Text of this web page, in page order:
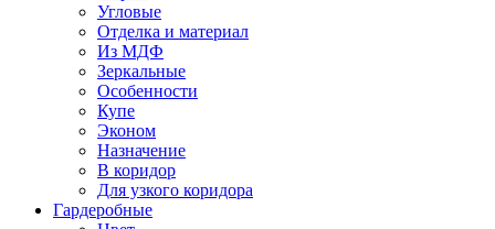
Угловые
Отделка и материал
Из МДФ
Зеркальные
Особенности
Купе
Эконом
Назначение
В коридор
Для узкого коридора
Гардеробные